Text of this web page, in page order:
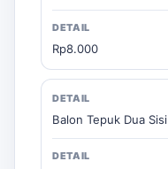
Rp8.000
Balon Tepuk Dua Sisi